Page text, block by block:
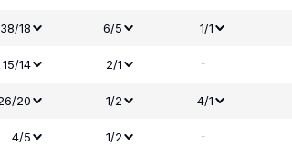
38/18 6/5 1/1
15/14 2/1 -
20 1/2 4/1
4/5 1/2 -